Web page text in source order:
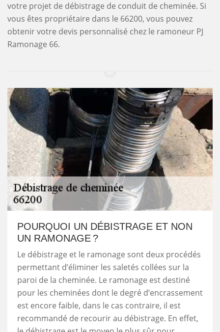
votre projet de débistrage de conduit de cheminée. Si
vous êtes propriétaire dans le 66200, vous pouvez
obtenir votre devis personnalisé chez le ramoneur PJ
Ramonage 66.
POURQUOI UN DÉBISTRAGE ET NON
UN RAMONAGE ?
Le débistrage et le ramonage sont deux procédés
permettant d’éliminer les saletés collées sur la
paroi de la cheminée. Le ramonage est destiné
pour les cheminées dont le degré d’encrassement
est encore faible, dans le cas contraire, il est
recommandé de recourir au débistrage. En effet,